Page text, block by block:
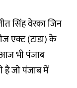
सिंह वेरका जिन
एक्ट (टाडा) के
भी पंजाब
है जो पंजाब में